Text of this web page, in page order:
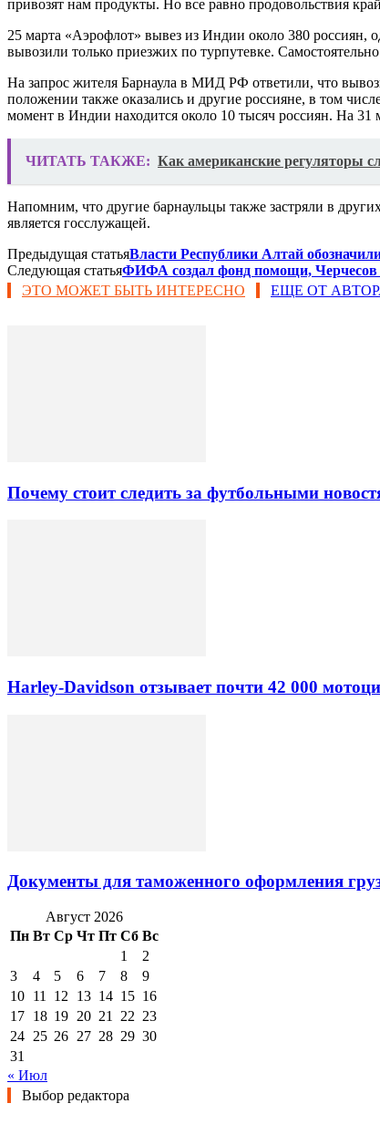
привозят нам продукты. Но все равно продовольствия
25 марта «Аэрофлот» вывез из Индии около 380 россиян,
вывозили только приезжих по турпутевке.
На запрос жителя Барнаула в МИД РФ ответили, что
положении также оказались и другие россияне, в том
момент в Индии находится около 10 тысяч россиян. На
ЧИТАТЬ ТАКЖЕ: Как американские регуляторы
Напомним, что другие барнаульцы также застряли в
является госслужащей.
Предыдущая статьяВласти Республики Алтай
Следующая статьяФИФА создал фонд помощи,
ЭТО МОЖЕТ БЫТЬ ИНТЕРЕСНО
ЕЩЕ ОТ
Почему стоит следить за футбольными
Harley-Davidson отзывает почти 42 000
Документы для таможенного оформления
Август 2026
Пн Вт Ср Чт Пт Сб Вс
1
2
3
4 5 6 7 8
9
10 11 12 13 14 15 16
17 18 19 20 21 22 23
24 25 26 27 28 29 30
31
« Июл
Выбор редактора